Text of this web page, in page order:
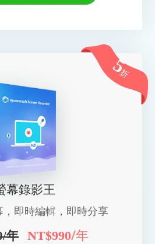
5
折
幕錄影王
，即時編輯，即時分享
年 NT$990/年